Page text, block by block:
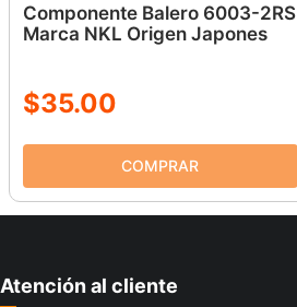
Componente Balero 6003-2RS
Marca NKL Origen Japones
$35.00
Atención al cliente